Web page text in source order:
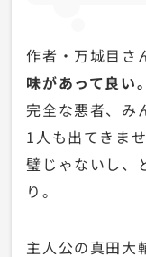
作者・万城目さ
味があって良い。
完全な悪者、み
1人も出てきま
璧じゃないし、
り。
主人公の真田大